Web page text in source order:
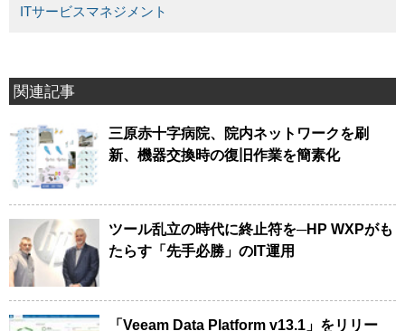
ITサービスマネジメント
関連記事
三原赤十字病院、院内ネットワークを刷
新、機器交換時の復旧作業を簡素化
ツール乱立の時代に終止符を─HP WXPがも
たらす「先手必勝」のIT運用
「Veeam Data Platform v13.1」をリリー